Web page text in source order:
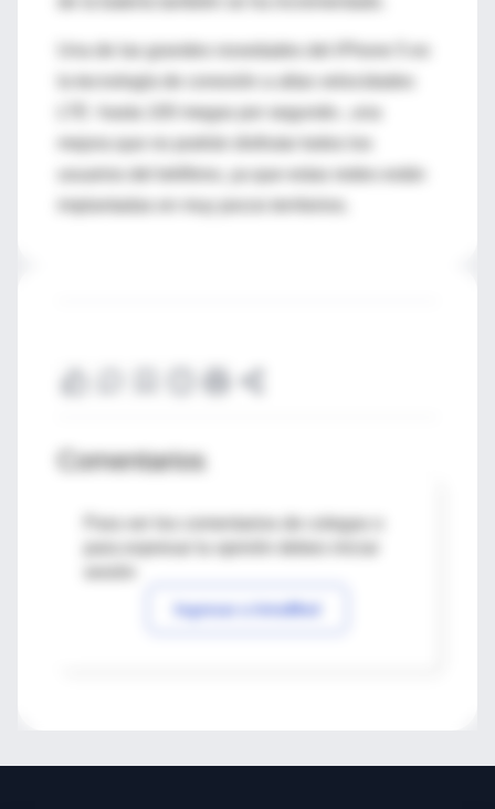
la tecnología de conexión a altas velocidades
LTE -hasta 100 megas por segundo-, una
Comentarios
Para ver los comentarios de colegas o
Ingresar a IntraMed